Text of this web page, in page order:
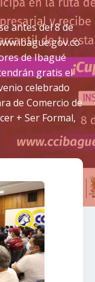
antes del 8 de
de Ibagué
gratis el
celebrado
de Comercio de
+ Ser Formal,